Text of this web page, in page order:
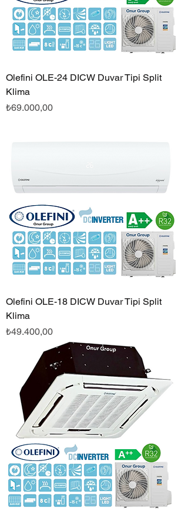
Olefini OLE-24 DICW Duvar Tipi Split
Klima
Fiyat
₺69.000,00
Olefini OLE-18 DICW Duvar Tipi Split
Klima
Fiyat
₺49.400,00